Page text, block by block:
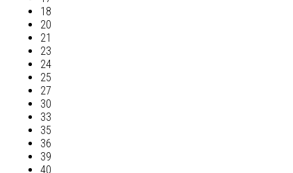
18
20
21
23
24
25
27
30
33
35
36
39
40